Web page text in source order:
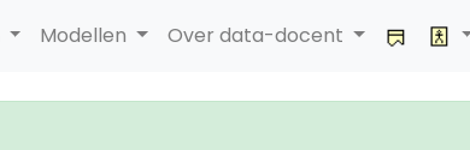
Modellen Over data-docent